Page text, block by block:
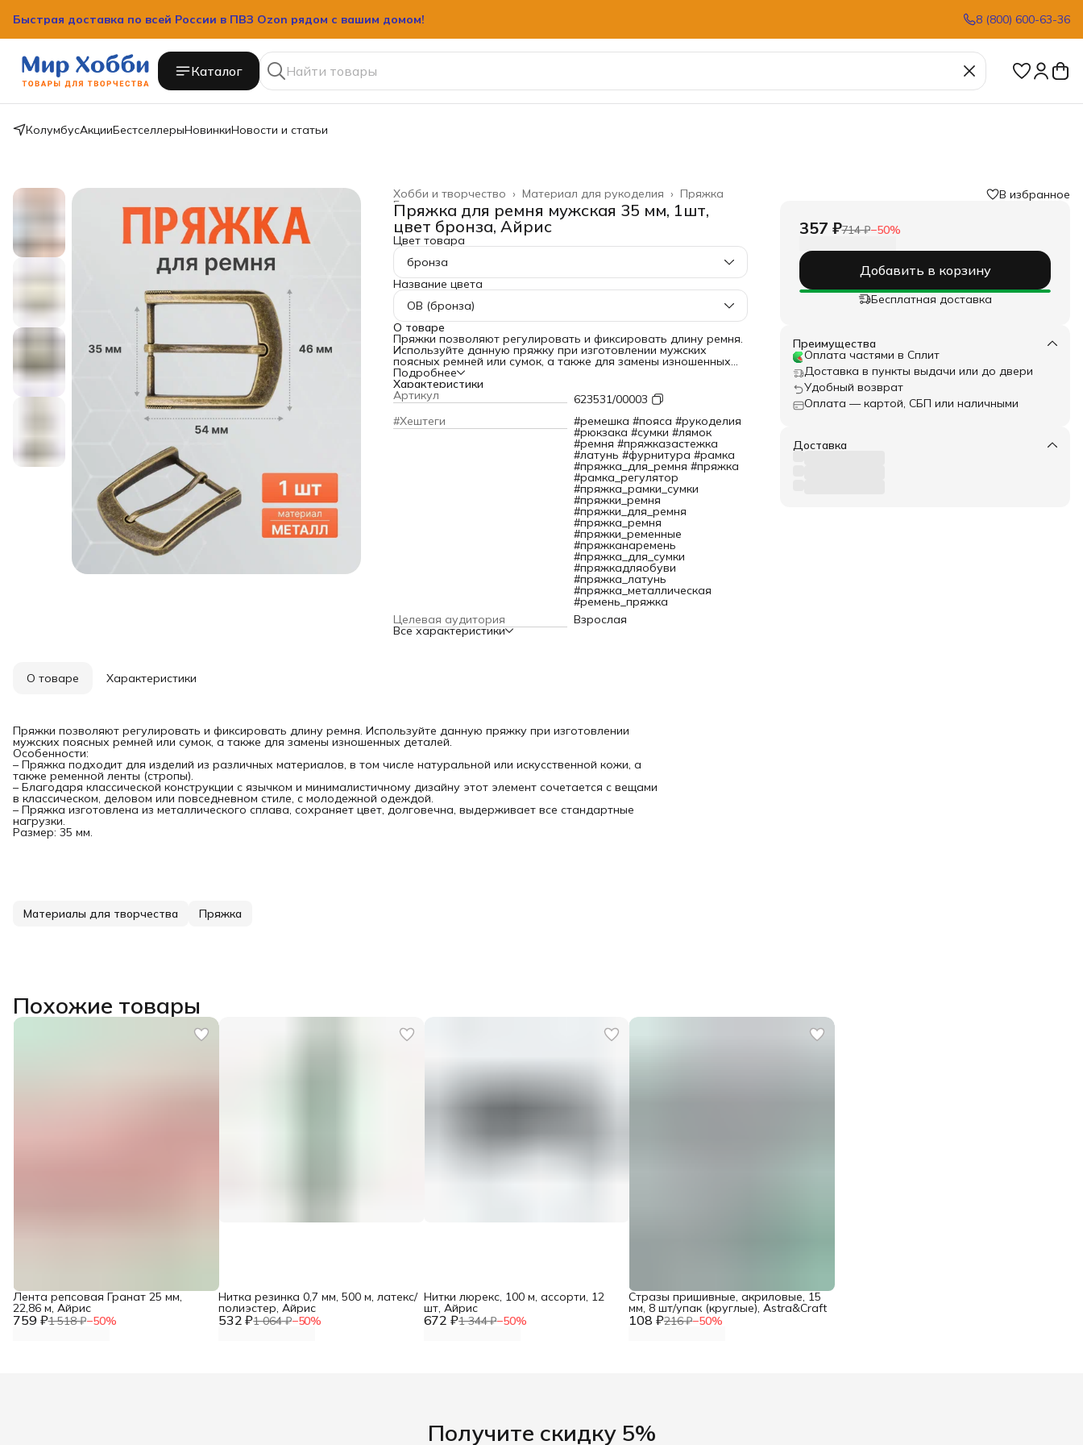
Быстрая доставка по всей России в ПВЗ Ozon рядом с вашим домом!
Быстрая доставка по всей России в ПВЗ Ozon рядом с вашим домом!
8 (800) 600-63-36
Каталог
КолумбусАкцииБестселлерыНовинкиНовости и статьи
Пряжка
Материал для рукоделия ›
Хобби и творчество ›
Главная ›
Пряжка для ремня мужская 35 мм, 1шт,
цвет бронза, Айрис
Цвет товара
бронза
Название цвета
OB (бронза)
О товаре
Пряжки позволяют регулировать и фиксировать длину ремня.
Используйте данную пряжку при изготовлении мужских
поясных ремней или сумок, а также для замены изношенных
деталей.
Особенности:
– Пряжка подходит для изделий из различных материалов, в
том числе натуральной или искусственной кожи, а также
ременной ленты (стропы).
– Благодаря классической конструкции с язычком и
минималистичному дизайну этот элемент сочетается с вещами
в классическом, деловом или повседневном стиле, с
– Пряжка изготовлена из металлического сплава, сохраняет
цвет, долговечна, выдерживает все стандартные нагрузки.
Подробнее
Характеристики
Артикул
623531/00003
#Хештеги
#ремешка #пояса #рукоделия
#рюкзака #сумки #лямок
#ремня #пряжказастежка
#латунь #фурнитура #рамка
#пряжка_для_ремня #пряжка
#рамка_регулятор
#пряжка_рамки_сумки
#пряжки_ремня
#пряжки_для_ремня
#пряжка_ремня
#пряжки_ременные
#пряжканаремень
#пряжка_для_сумки
#пряжкадляобуви
#пряжка_латунь
#пряжка_металлическая
#ремень_пряжка
Целевая аудитория
Взрослая
Все характеристики
В избранное
357 ₽714 ₽−50%
Добавить в корзину
Бесплатная доставка
Преимущества
Оплата частями в Сплит
Доставка в пункты выдачи или до двери
Удобный возврат
Оплата — картой, СБП или наличными
Доставка
О товаре Характеристики
Пряжки позволяют регулировать и фиксировать длину ремня. Используйте данную пряжку при изготовлении
мужских поясных ремней или сумок, а также для замены изношенных деталей.
Особенности:
– Пряжка подходит для изделий из различных материалов, в том числе натуральной или искусственной кожи, а
также ременной ленты (стропы).
– Благодаря классической конструкции с язычком и минималистичному дизайну этот элемент сочетается с вещами
в классическом, деловом или повседневном стиле, с молодежной одеждой.
– Пряжка изготовлена из металлического сплава, сохраняет цвет, долговечна, выдерживает все стандартные
нагрузки.
Размер: 35 мм.
Материалы для творчества Пряжка
Похожие товары
759 ₽1 518 ₽−50%
Лента репсовая Гранат 25 мм,
22,86 м, Айрис
532 ₽1 064 ₽−50%
Нитка резинка 0,7 мм, 500 м, латекс/
полиэстер, Айрис
672 ₽1 344 ₽−50%
Нитки люрекс, 100 м, ассорти, 12
шт, Айрис
108 ₽216 ₽−50%
Стразы пришивные, акриловые, 15
мм, 8 шт/упак (круглые), Astra&Craft
Получите скидку 5%